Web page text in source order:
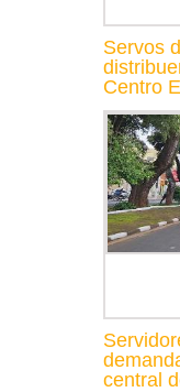
Servos
Centro
central